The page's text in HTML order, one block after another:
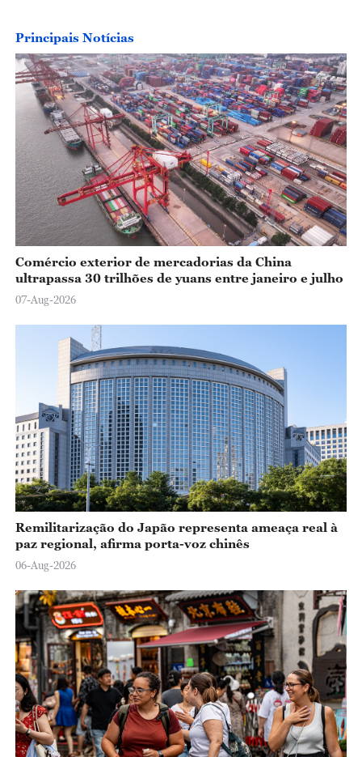
Principais Notícias
Comércio exterior de mercadorias da China
ultrapassa 30 trilhões de yuans entre janeiro e julho
07-Aug-2026
Remilitarização do Japão representa ameaça real à
paz regional, afirma porta-voz chinês
06-Aug-2026